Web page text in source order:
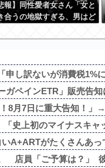
報】同性愛者女さん「女と
合うの地獄すぎる、男はど
意せざるおえないと話題に
申し訳ないが消費税1%
ガペインETR」販売告
8月7日に重大告知！」
史上初のマイナスキャ
A+ARTがたくさんあっ
店員「ご予算は？」